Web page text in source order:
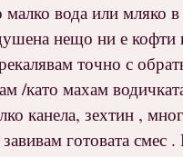
малко вода или
нещо ни е
точно с
/като махам
канела, зехтин ,
готовата